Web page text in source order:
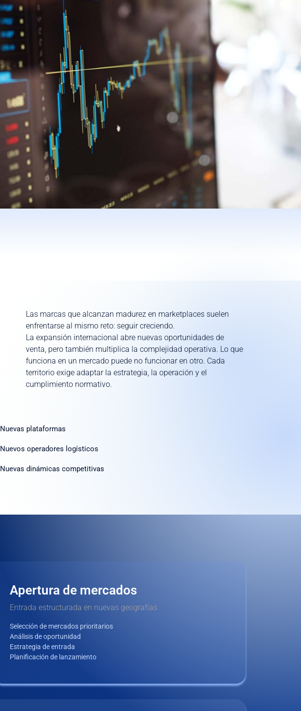
Las marcas que alcanzan madurez en marketplaces suelen
enfrentarse al mismo reto: seguir creciendo.
La expansión internacional abre nuevas oportunidades de
venta, pero también multiplica la complejidad operativa. Lo que
funciona en un mercado puede no funcionar en otro. Cada
territorio exige adaptar la estrategia, la operación y el
cumplimiento normativo.
Nuevas plataformas
Nuevos operadores logísticos
Nuevas dinámicas competitivas
Apertura de mercados
Entrada estructurada en nuevas geografías
Selección de mercados prioritarios
Análisis de oportunidad
Estrategia de entrada
Planificación de lanzamiento